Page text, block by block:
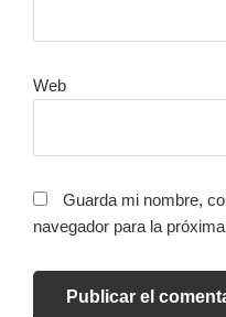
Web
Guarda mi nombre,
navegador para la